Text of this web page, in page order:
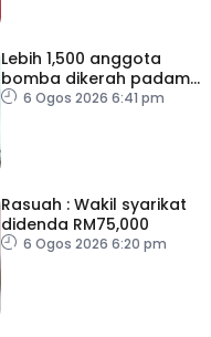
Lebih 1,500 anggota
bomba dikerah padam
kebakaran di Washington
6 Ogos 2026 6:41 pm
Rasuah : Wakil syarikat
didenda RM75,000
6 Ogos 2026 6:20 pm